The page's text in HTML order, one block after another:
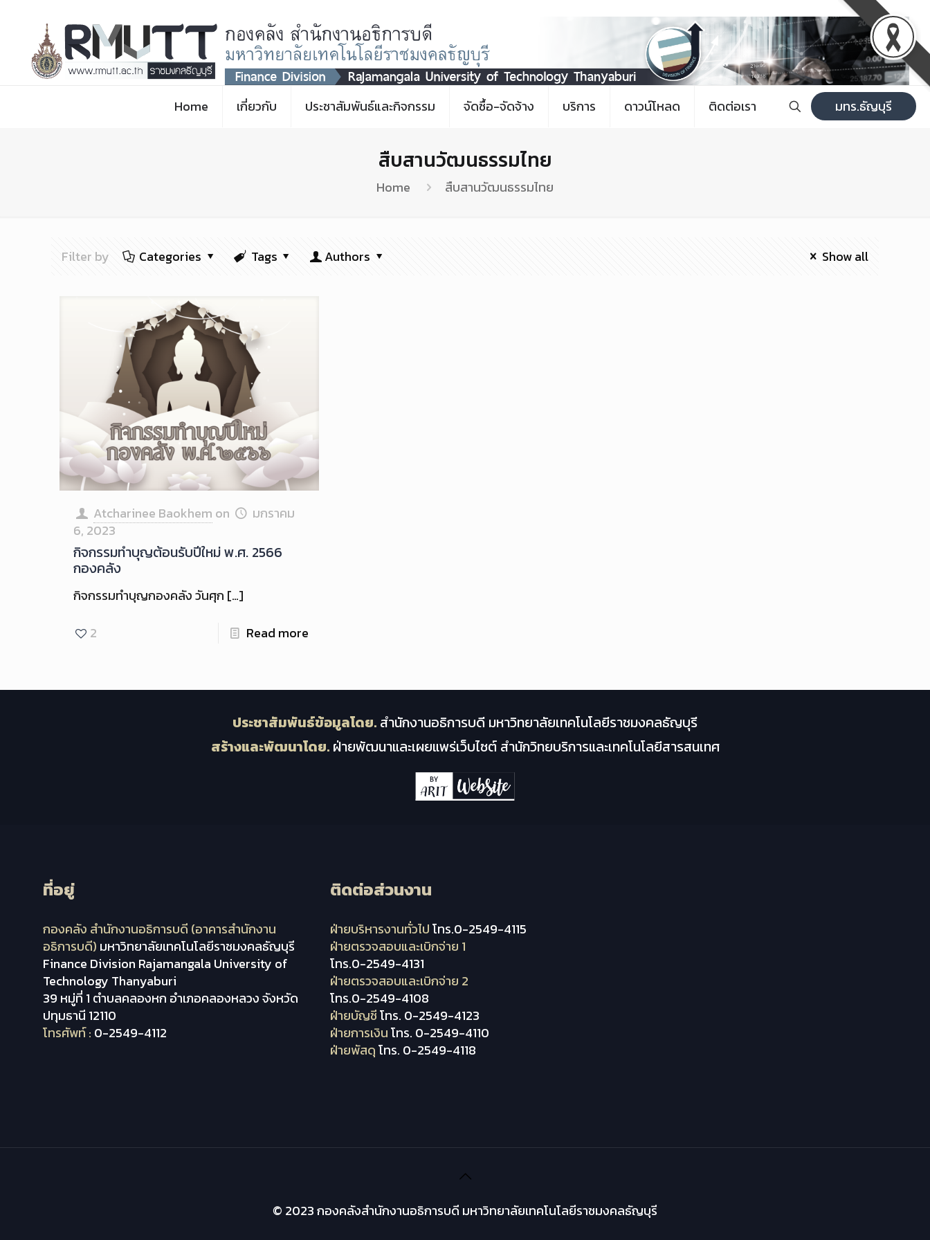
Home เกี่ยวกับ ประชาสัมพันธ์และกิจกรรม จัดซื้อ-จัดจ้าง บริการ ดาวน์โหลด ติดต่อเรา มทร.ธัญบุรี
สืบสานวัฒนธรรมไทย
Home สืบสานวัฒนธรรมไทย
Filter by Categories Tags Authors Show all
Atcharinee Baokhem on
มกราคม
6, 2023
กิจกรรมทำบุญต้อนรับปีใหม่ พ.ศ. 2566
กองคลัง
กิจกรรมทำบุญกองคลัง วันศุก […]
2
Read more
ประชาสัมพันธ์ข้อมูลโดย. สำนักงานอธิการบดี มหาวิทยาลัยเทคโนโลยีราชมงคลธัญบุรี
สร้างและพัฒนาโดย.ฝ่ายพัฒนาและเผยแพร่เว็บไซต์ สำนักวิทยบริการและเทคโนโลยีสารสนเทศ
ที่อยู่
กองคลัง สำนักงานอธิการบดี (อาคารสำนักงาน
อธิการบดี) มหาวิทยาลัยเทคโนโลยีราชมงคลธัญบุรี
Finance Division Rajamangala University of
Technology Thanyaburi
39 หมู่ที่ 1 ตำบลคลองหก อำเภอคลองหลวง จังหวัด
ปทุมธานี 12110
โทรศัพท์ : 0-2549-4112
ติดต่อส่วนงาน
ฝ่ายบริหารงานทั่วไปโทร.0-2549-4115
ฝ่ายตรวจสอบและเบิกจ่าย 1
โทร.0-2549-4131
ฝ่ายตรวจสอบและเบิกจ่าย 2
โทร.0-2549-4108
ฝ่ายบัญชีโทร. 0-2549-4123
ฝ่ายการเงินโทร. 0-2549-4110
ฝ่ายพัสดุโทร. 0-2549-4118
© 2023 กองคลังสำนักงานอธิการบดี มหาวิทยาลัยเทคโนโลยีราชมงคลธัญบุรี